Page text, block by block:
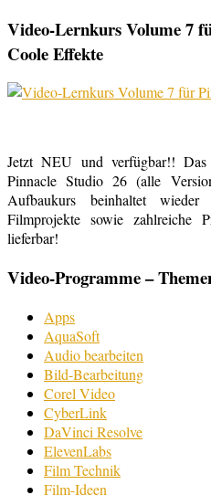
Video-Lernkurs Volume 7
Coole Effekte
Jetzt NEU und verfügbar!!
Pinnacle Studio 26 (alle
Aufbaukurs beinhaltet
Filmprojekte sowie zahlreiche
lieferbar!
Video-Programme –
Apps
AquaSoft
Audio bearbeiten
Bild-Bearbeitung
Corel Video
CyberLink
DaVinci Resolve
ElevenLabs
Film Technik
Film-Ideen